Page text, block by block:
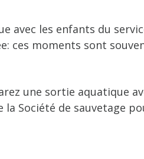
avec les enfants du
ces moments sont
une sortie aquatique
Société de sauvetage